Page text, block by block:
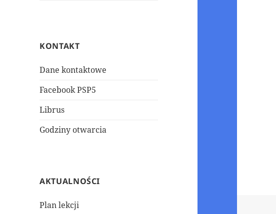
KONTAKT
Dane kontaktowe
Facebook PSP5
Librus
Godziny otwarcia
AKTUALNOŚCI
Plan lekcji